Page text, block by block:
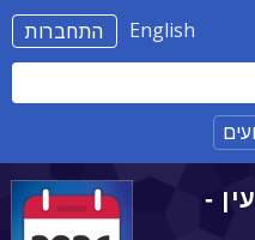
התחברות English
-